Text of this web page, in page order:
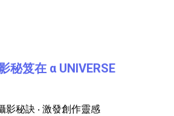
秘笈在 α UNIVERSE
影秘訣 ‧ 激發創作靈感